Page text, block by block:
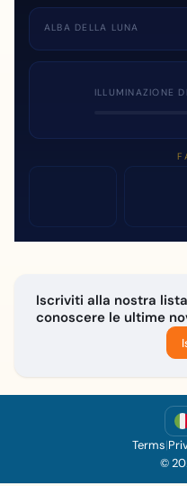
ALBA DELLA LUNA
ILLUMINAZIONE
Iscriviti alla nostra
conoscere le ultime
Terms|
©